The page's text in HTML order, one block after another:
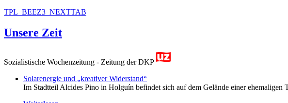
TPL_BEEZ3_NEXTTAB
Unsere Zeit
Sozialistische Wochenzeitung - Zeitung der DKP
Solarenergie und „kreativer Widerstand“
Im Stadtteil Alcides Pino in Holguín befindet sich auf dem Gelände einer